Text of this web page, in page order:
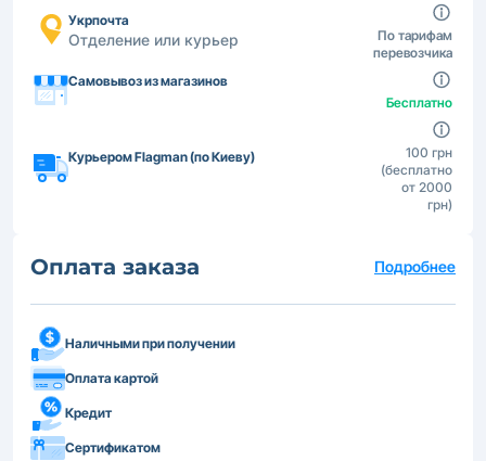
Укрпочта
Отделение или курьер
По тарифам
перевозчика
Самовывоз из магазинов
Бесплатно
Курьером Flagman (по Киеву)
100 грн
(бесплатно
от 2000
грн)
Оплата заказа Подробнее
Наличными при получении
Оплата картой
Кредит
Сертификатом